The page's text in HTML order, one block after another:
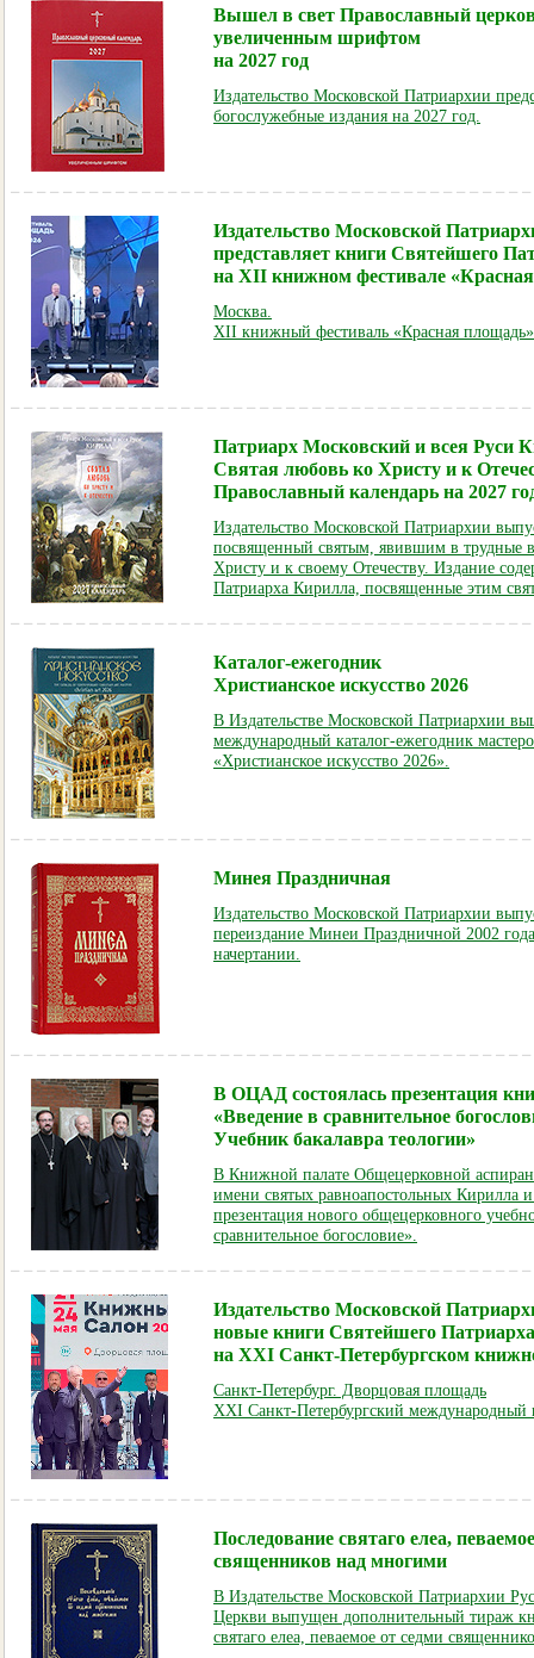
Вышел в свет Православный
увеличенным шрифтом
на 2027 год
Издательство Московской Патриархии
богослужебные издания на 2027 год.
Издательство Московской
представляет книги Святейшего
на XII книжном фестивале
Москва.
XII книжный фестиваль «Красная
Патриарх Московский и всея Руси
Святая любовь ко Христу и к
Православный календарь на 2027
Издательство Московской Патриархии
посвященный святым, явившим в трудные
Христу и к своему Отечеству. Издание
Патриарха Кирилла, посвященные этим
Каталог-ежегодник
Христианское искусство 2026
В Издательстве Московской Патриархии
международный каталог-ежегодник
«Христианское искусство 2026».
Минея Праздничная
Издательство Московской Патриархии
переиздание Минеи Праздничной 2002
начертании.
В ОЦАД состоялась презентация
«Введение в сравнительное
Учебник бакалавра теологии»
В Книжной палате Общецерковной
имени святых равноапостольных Кирилла
презентация нового общецерковного
сравнительное богословие».
Издательство Московской
новые книги Святейшего
на XXI Санкт-Петербургском
Санкт-Петербург. Дворцовая площадь
XXI Санкт-Петербургский
Последование святаго елеа,
священников над многими
В Издательстве Московской Патриархии
Церкви выпущен дополнительный тираж
святаго елеа, певаемое от седми